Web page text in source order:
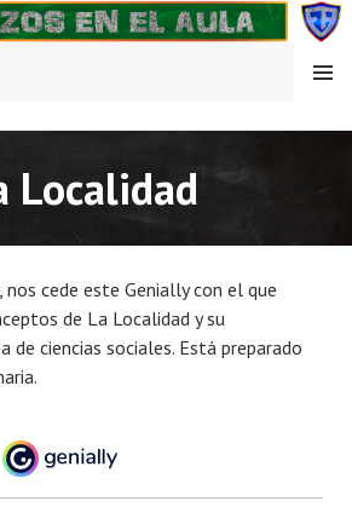
EN EL AULA
MENÚ
Localidad
nos cede este Genially con el que
de La Localidad y su
de ciencias sociales. Está preparado